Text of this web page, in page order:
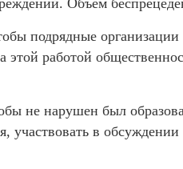
подрядные
работой
не нарушен был
участвовать в